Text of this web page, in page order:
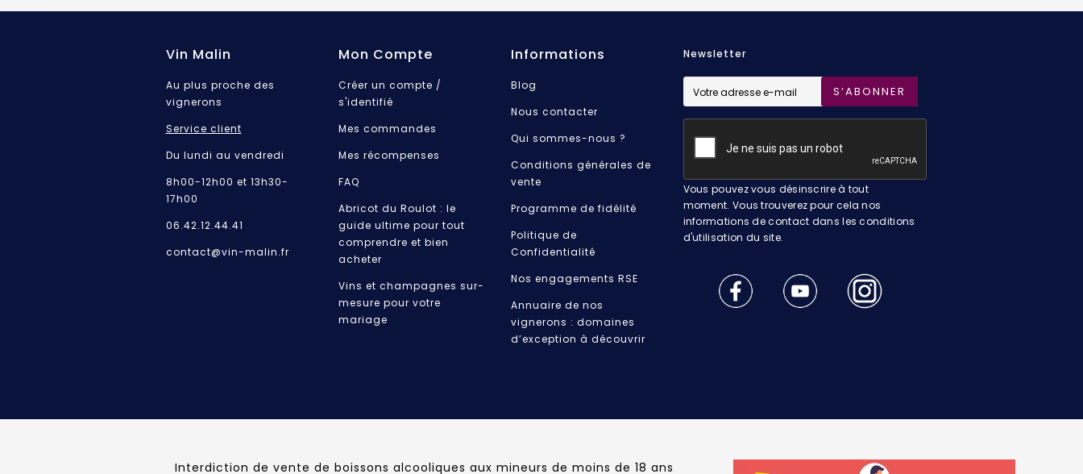
Vin Malin
Au plus proche des
vignerons
Service client
Du lundi au vendredi
8h00-12h00 et 13h30-
17h00
06.42.12.44.41
contact@vin-malin.fr
Mon Compte
Créer un compte /
s'identifié
Mes commandes
Mes récompenses
FAQ
Abricot du Roulot : le
guide ultime pour tout
comprendre et bien
acheter
Vins et champagnes sur-
mesure pour votre
mariage
Informations
Blog
Nous contacter
Qui sommes-nous ?
Conditions générales de
vente
Programme de fidélité
Politique de
Confidentialité
Nos engagements RSE
Annuaire de nos
vignerons : domaines
d’exception à découvrir
Newsletter
S’ABONNER
Vous pouvez vous désinscrire à tout
moment. Vous trouverez pour cela nos
informations de contact dans les conditions
d'utilisation du site.
Interdiction de vente de boissons alcooliques aux mineurs de moins de 18 ans